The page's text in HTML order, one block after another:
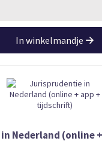
In winkelmandje
Nederland (online